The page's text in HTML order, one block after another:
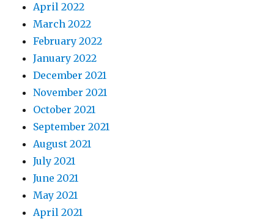
April 2022
March 2022
February 2022
January 2022
December 2021
November 2021
October 2021
September 2021
August 2021
July 2021
June 2021
May 2021
April 2021